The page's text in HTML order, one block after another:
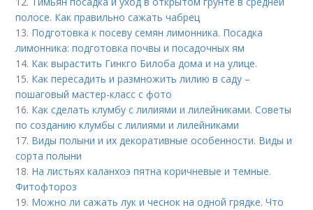
полосе. Как правильно сажать чабрец
13. Подготовка к посеву семян лимонника. Посадка
лимонника: подготовка почвы и посадочных ям
14. Как вырастить Гинкго Билоба дома и на улице.
15. Как пересадить и размножить лилию в саду –
пошаговый мастер-класс с фото
16. Как сделать клумбу с лилиями и лилейниками. Советы
по созданию клумбы с лилиями и лилейниками
17. Виды полыни и их декоративные особенности. Виды и
сорта полыни
18. На листьях каланхоэ пятна коричневые и темные.
Фитофтороз
19. Можно ли сажать лук и чеснок на одной грядке. Что